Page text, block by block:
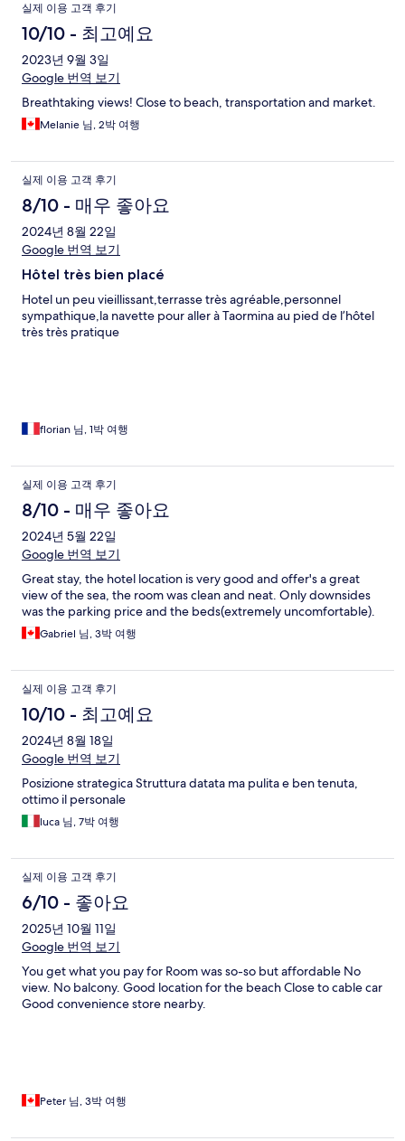
실제 이용 고객 후기
10/10 - 최고예요
2023년 9월 3일
Google 번역 보기
Breathtaking views! Close to beach, transportation and market.
Melanie 님, 2박 여행
실제 이용 고객 후기
8/10 - 매우 좋아요
2024년 8월 22일
Google 번역 보기
Hôtel très bien placé
Hotel un peu vieillissant,terrasse très agréable,personnel
sympathique,la navette pour aller à Taormina au pied de l’hôtel
très très pratique
florian 님, 1박 여행
실제 이용 고객 후기
8/10 - 매우 좋아요
2024년 5월 22일
Google 번역 보기
Great stay, the hotel location is very good and offer's a great
view of the sea, the room was clean and neat. Only downsides
was the parking price and the beds(extremely uncomfortable).
Gabriel 님, 3박 여행
실제 이용 고객 후기
10/10 - 최고예요
2024년 8월 18일
Google 번역 보기
Posizione strategica Struttura datata ma pulita e ben tenuta,
ottimo il personale
luca 님, 7박 여행
실제 이용 고객 후기
6/10 - 좋아요
2025년 10월 11일
Google 번역 보기
You get what you pay for Room was so-so but affordable No
view. No balcony. Good location for the beach Close to cable car
Good convenience store nearby.
Peter 님, 3박 여행